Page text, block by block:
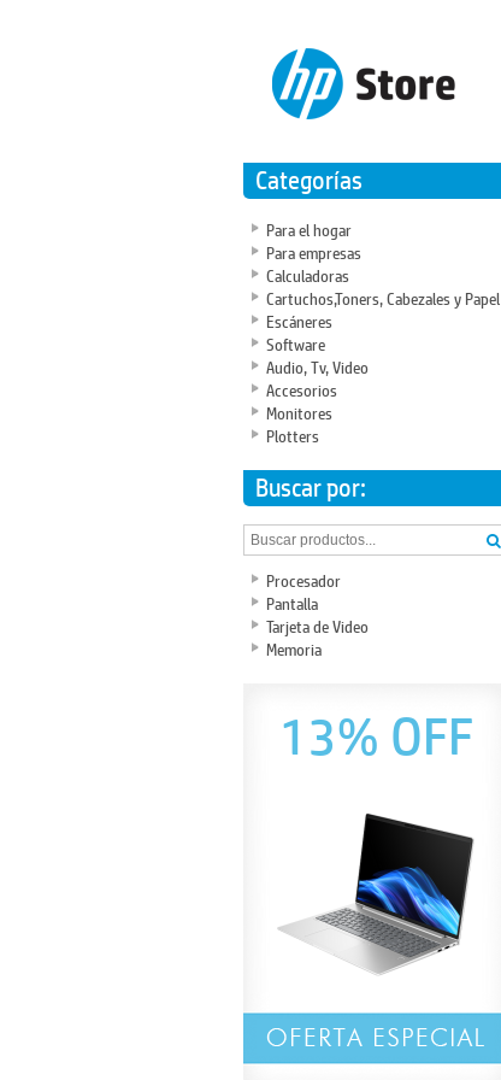
Categorías
Para el hogar
Para empresas
Calculadoras
Cartuchos,Toners, Cabezales y Papel
Escáneres
Software
Audio, Tv, Video
Accesorios
Monitores
Plotters
Buscar por:
Procesador
Pantalla
Tarjeta de Video
Memoria
13% OFF